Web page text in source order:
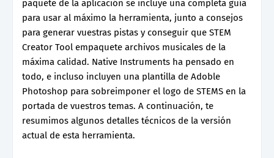
paquete de la aplicación se incluye una completa guía
para usar al máximo la herramienta, junto a consejos
para generar vuestras pistas y conseguir que STEM
Creator Tool empaquete archivos musicales de la
máxima calidad. Native Instruments ha pensado en
todo, e incluso incluyen una plantilla de Adoble
Photoshop para sobreimponer el logo de STEMS en la
portada de vuestros temas. A continuación, te
resumimos algunos detalles técnicos de la versión
actual de esta herramienta.